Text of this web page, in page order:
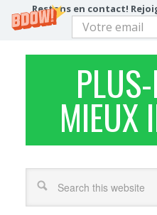
Restons en contact!
MIEUX